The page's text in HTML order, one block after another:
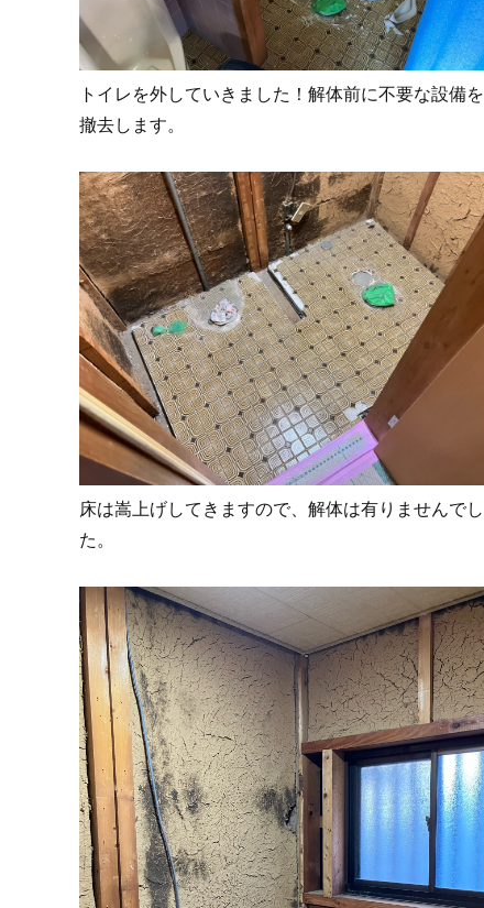
トイレを外していきました！解体前に不要な設備を
撤去します。
床は嵩上げしてきますので、解体は有りませんでし
た。